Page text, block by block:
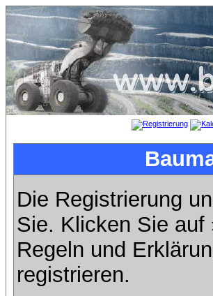
Die Registrierung
Sie. Klicken Sie auf
Regeln und
registrieren.